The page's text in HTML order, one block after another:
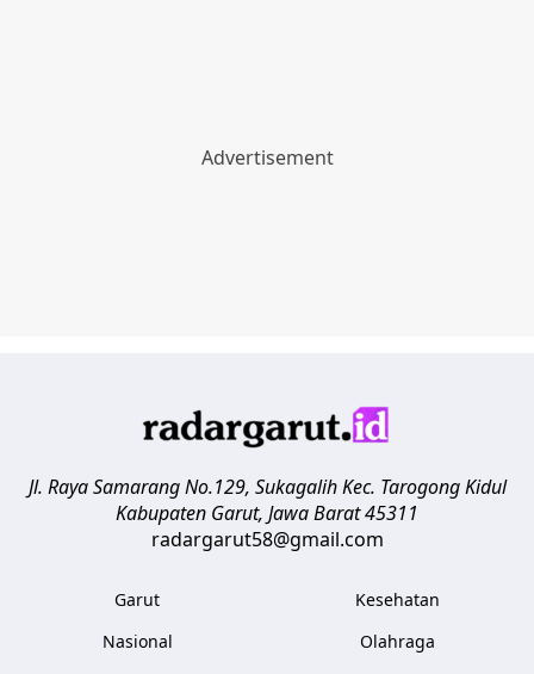
Jl. Raya Samarang No.129, Sukagalih Kec. Tarogong Kidul
Kabupaten Garut, Jawa Barat45311
radargarut58@gmail.com
Garut
Nasional
Kesehatan
Olahraga